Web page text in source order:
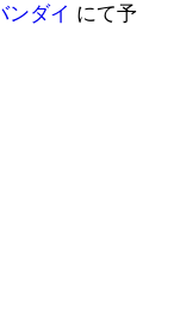
ンダイ にて予